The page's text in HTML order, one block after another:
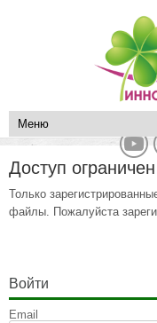
Доступ ограничен
Только
файлы. Пожалуйста
Войти
Email